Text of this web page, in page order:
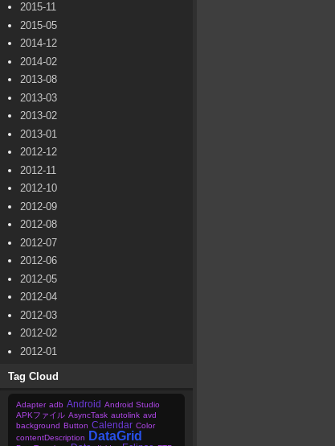
2015-11
2015-05
2014-12
2014-02
2013-08
2013-03
2013-02
2013-01
2012-12
2012-11
2012-10
2012-09
2012-08
2012-07
2012-06
2012-05
2012-04
2012-03
2012-02
2012-01
Tag Cloud
Adapter adb Android Android Studio
APKファイル AsyncTask autolink avd
background Button Calendar Color
contentDescription
DataGrid